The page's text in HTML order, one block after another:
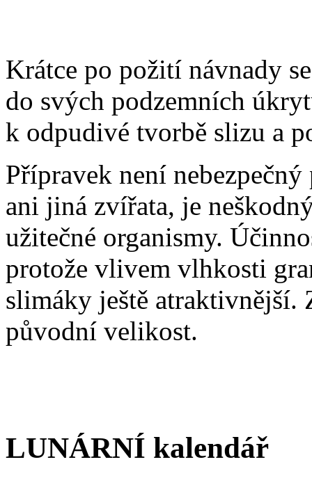
Krátce po požití návnady
do svých podzemních
k odpudivé tvorbě slizu a
Přípravek není
ani jiná zvířata, je
užitečné organismy.
protože vlivem vlhkosti
slimáky ještě atraktivnější.
původní velikost.
LUNÁRNÍ kalendář